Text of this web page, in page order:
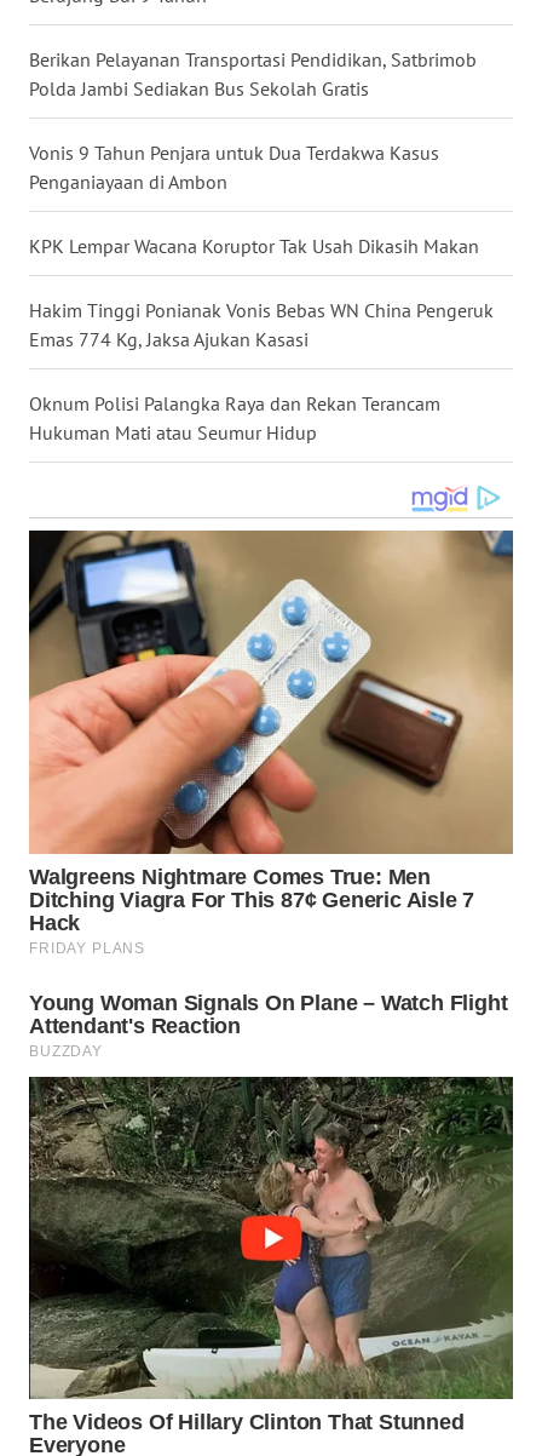
Berikan Pelayanan Transportasi Pendidikan, Satbrimob
Polda Jambi Sediakan Bus Sekolah Gratis
Vonis 9 Tahun Penjara untuk Dua Terdakwa Kasus
Penganiayaan di Ambon
KPK Lempar Wacana Koruptor Tak Usah Dikasih Makan
Hakim Tinggi Ponianak Vonis Bebas WN China Pengeruk
Emas 774 Kg, Jaksa Ajukan Kasasi
Oknum Polisi Palangka Raya dan Rekan Terancam
Hukuman Mati atau Seumur Hidup
WN
NUSANTARA
WN
JOGJA
WN
JATIM
WN
BALI
KALBAR
WN
KALTARA
WN
KALSEL
WN
KALTIM
WN
GORONTALO
WN
SULUT
WN
MALUKU
WN
MALUT
WN
DAIRI
WN
DANAU
TOBA